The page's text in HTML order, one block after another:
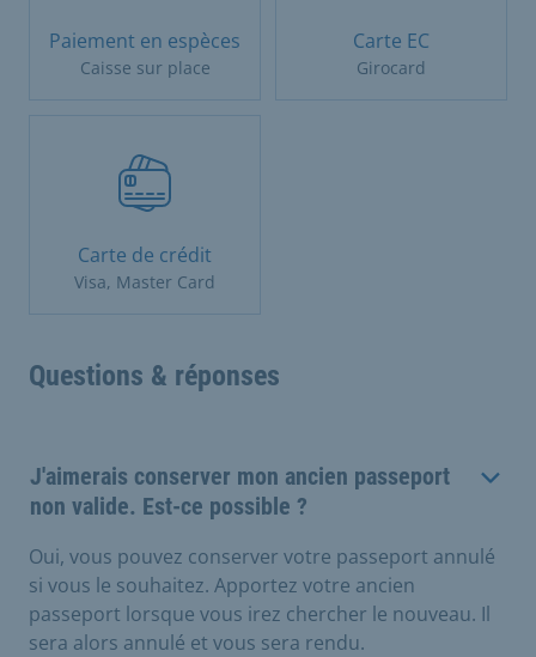
Paiement en espèces
Caisse sur place
Carte EC
Girocard
Carte de crédit
Visa, Master Card
Questions & réponses
J'aimerais conserver mon ancien passeport
non valide. Est-ce possible ?
Oui, vous pouvez conserver votre passeport annulé
si vous le souhaitez. Apportez votre ancien
passeport lorsque vous irez chercher le nouveau. Il
sera alors annulé et vous sera rendu.